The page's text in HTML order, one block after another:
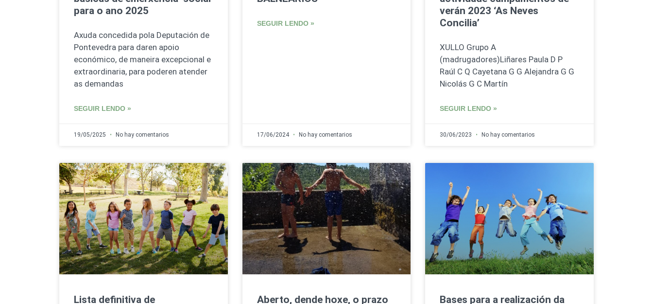
para o ano 2025
Axuda concedida pola Deputación de
Pontevedra para daren apoio
económico, de maneira excepcional e
extraordinaria, para poderen atender
as demandas
SEGUIR LENDO »
19/05/2025 No hay comentarios
SEGUIR LENDO »
17/06/2024 No hay comentarios
verán 2023 ‘As Neves
Concilia’
XULLO Grupo A
(madrugadores)Liñares Paula D P
Raúl C Q Cayetana G G Alejandra G G
Nicolás G C Martín
SEGUIR LENDO »
30/06/2023 No hay comentarios
Lista definitiva de
Aberto, dende hoxe, o prazo
Bases para a realización da